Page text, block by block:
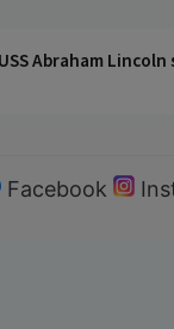
Abraham
Facebook